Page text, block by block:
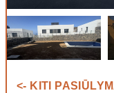
<- KITI